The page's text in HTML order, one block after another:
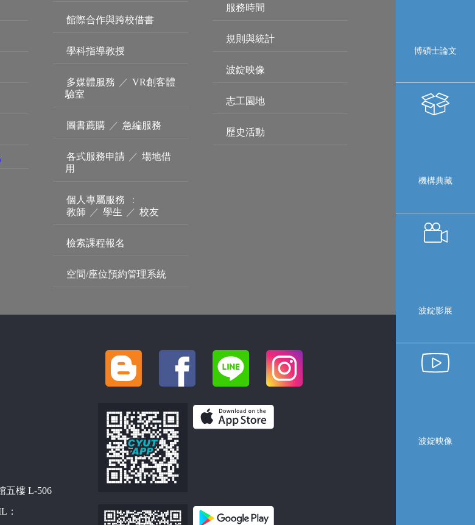
博碩士論文
機構典藏
波錠影展
波錠映像
館際合作與跨校借書
學科指導教授
多媒體服務 ／ VR創客體
驗室
圖書薦購 ／ 急編服務
各式服務申請 ／ 場地借
用
個人專屬服務
：
教師
／ 學生 ／ 校友
檢索課程報名
空間/座位預約管理系統
服務時間
規則與統計
波錠映像
志工園地
歷史活動
五樓 L-506
：